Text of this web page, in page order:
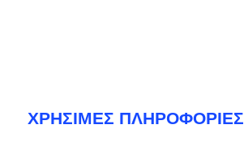
ΧΡΉΣΙΜΕΣ ΠΛΗΡΟΦΟΡΊΕΣ